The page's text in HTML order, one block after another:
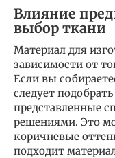
Влияние
выбор ткани
Материал для
зависимости от
Если вы
следует
представленные
решениями. Это
коричневые
подходит